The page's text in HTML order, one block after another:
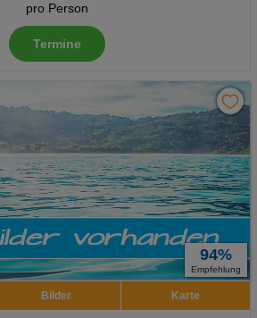
pro Person
Termine
94%
Empfehlung
Bilder Karte